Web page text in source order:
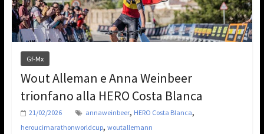
Gf-Mx
Wout Alleman e Anna Weinbeer
trionfano alla HERO Costa Blanca
21/02/2026 annaweinbeer, HERO Costa Blanca,
heroucimarathonworldcup, woutallemann